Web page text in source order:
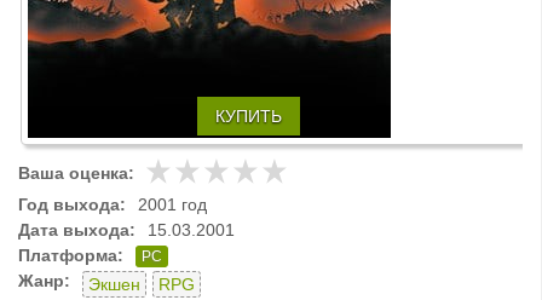
КУПИТЬ
Ваша оценка:
Год выхода:
2001 год
Дата выхода:
15.03.2001
Платформа:
PC
Жанр: Экшен
RPG